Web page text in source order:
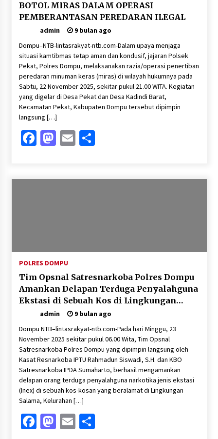
BOTOL MIRAS DALAM OPERASI
PEMBERANTASAN PEREDARAN ILEGAL
admin
9 bulan ago
Dompu–NTB-lintasrakyat-ntb.com-Dalam upaya menjaga
situasi kamtibmas tetap aman dan kondusif, jajaran Polsek
Pekat, Polres Dompu, melaksanakan razia/operasi penertiban
peredaran minuman keras (miras) di wilayah hukumnya pada
Sabtu, 22 November 2025, sekitar pukul 21.00 WITA. Kegiatan
yang digelar di Desa Pekat dan Desa Kadindi Barat,
Kecamatan Pekat, Kabupaten Dompu tersebut dipimpin
langsung […]
Facebook
Mastodon
EmailShare
POLRES DOMPU
Tim Opsnal Satresnarkoba Polres Dompu
Amankan Delapan Terduga Penyalahguna
Ekstasi di Sebuah Kos di Lingkungan
Salamaadmin
9 bulan ago
Dompu NTB–lintasrakyat-ntb.com-Pada hari Minggu, 23
November 2025 sekitar pukul 06.00 Wita, Tim Opsnal
Satresnarkoba Polres Dompu yang dipimpin langsung oleh
Kasat Resnarkoba IPTU Rahmadun Siswadi, S.H. dan KBO
Satresnarkoba IPDA Sumaharto, berhasil mengamankan
delapan orang terduga penyalahguna narkotika jenis ekstasi
(Inex) di sebuah kos-kosan yang beralamat di Lingkungan
Salama, Kelurahan […]
Facebook
Mastodon
EmailShare